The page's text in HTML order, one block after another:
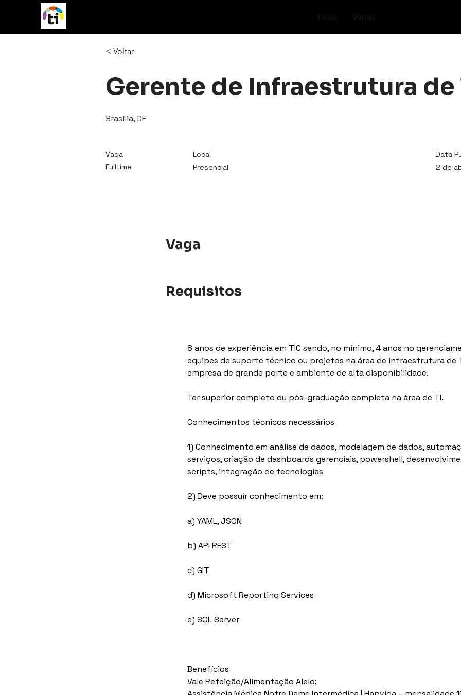
Início Vagas
< Voltar
Gerente de Infraestrutura de
Brasília, DF
Vaga
Fulltime
Local
Presencial
Data
2 de
Vaga
Requisitos
8 anos de experiência em TIC sendo, no mínimo, 4 anos no
equipes de suporte técnico ou projetos na área de infraestrutura de
empresa de grande porte e ambiente de alta disponibilidade.
Ter superior completo ou pós-graduação completa na área de TI.
Conhecimentos técnicos necessários
1) Conhecimento em análise de dados, modelagem de dados,
serviços, criação de dashboards gerenciais, powershell,
scripts, integração de tecnologias
2) Deve possuir conhecimento em:
a) YAML, JSON
b) API REST
c) GIT
d) Microsoft Reporting Services
e) SQL Server
Benefícios
Vale Refeição/Alimentação Alelo;